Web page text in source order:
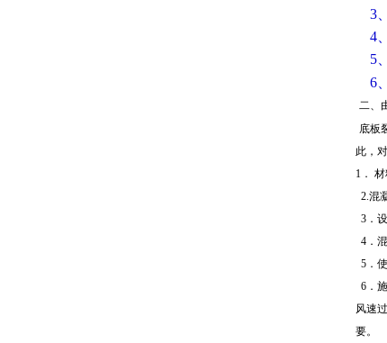
3、
4、
5、
6、
二、
底板
此，
1． 材
2.混
3．
4 ．
5．
6．
风速
要。